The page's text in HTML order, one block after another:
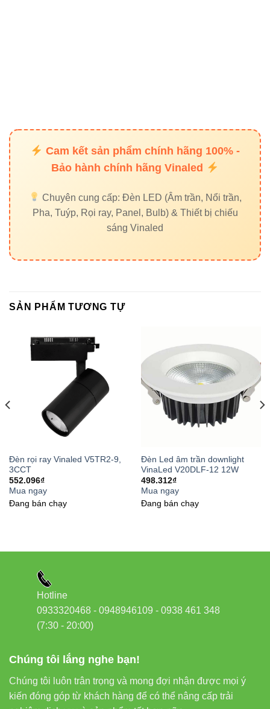
461 348
Website:https://denledvinaled.com/
Liên hệ ngay để được tư vấn và lựa chọn
tường VinaLED 18W V1WWA-18 RGBphù hợp cho các
công trình chiếu sáng nghệ thuật ngoài trời chuyên nghiệp!
Cam kết sản phẩm chính hãng 100% -
Bảo hành chính hãng Vinaled
Chuyên cung cấp: Đèn LED (Âm trần, Nổi trần,
Pha, Tuýp, Rọi ray, Panel, Bulb) & Thiết bị chiếu
sáng Vinaled
SẢN PHẨM TƯƠNG TỰ
Đèn rọi ray Vinaled V5TR2-9,
3CCT
552.096₫
Mua ngay
Đang bán chạy
Đèn Led âm trần downlight
VinaLed V20DLF-12 12W
498.312₫
Mua ngay
Đang bán chạy
Chúng tôi lắng nghe bạn!
Chúng tôi luôn trân trọng và mong đợi nhận được mọi ý
kiến đóng góp từ khách hàng để có thể nâng cấp trải
Hotline
0933320468 - 0948946109 - 0938 461 348
(7:30 - 20:00)